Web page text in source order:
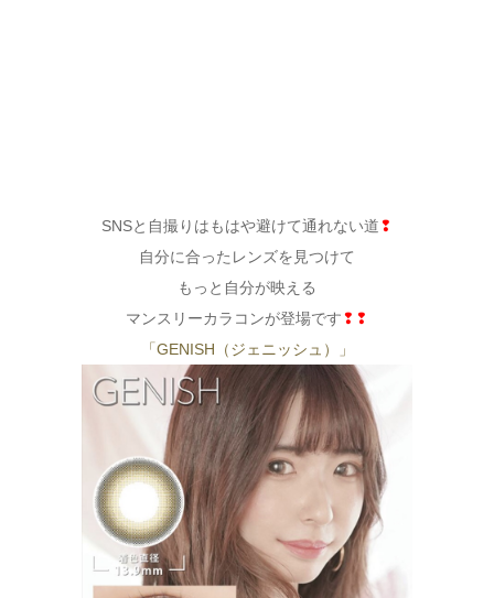
SNSと自撮りはもはや避けて通れない道❢
自分に合ったレンズを見つけて
もっと自分が映える
マンスリーカラコンが登場です❢❢
「GENISH（ジェニッシュ）」